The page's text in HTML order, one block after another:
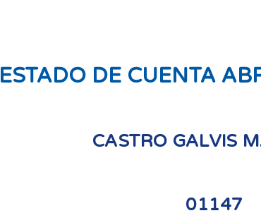
ESTADO DE CUENTA
CASTRO GALVIS
01147